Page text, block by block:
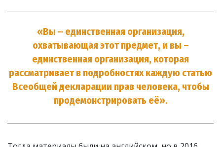
«Вы – единственная организация,
охватывающая этот предмет, и вы –
единственная организация, которая
рассматривает в подробностях каждую статью
Всеобщей декларации прав человека, чтобы
продемонстрировать её».